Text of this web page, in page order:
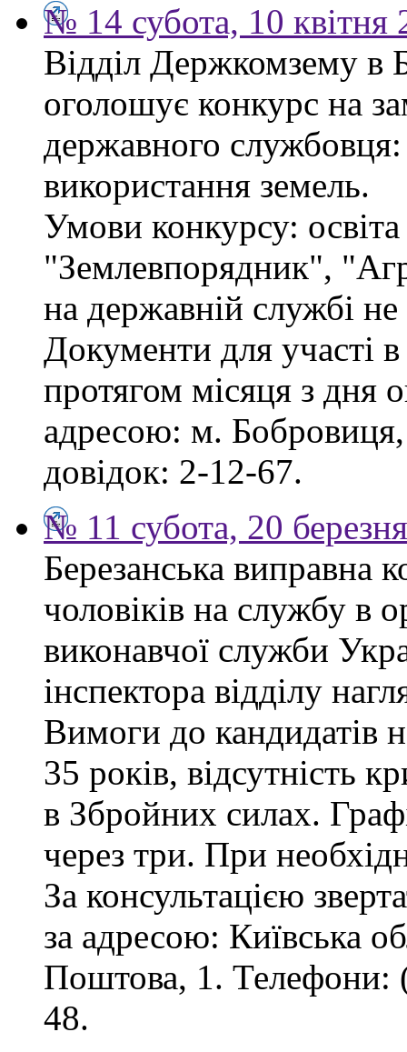
№ 14 субота, 10 квітня
Відділ Держкомзему в
оголошує конкурс на
державного службовця:
використання земель.
Умови конкурсу:
"Землевпорядник",
на державній службі
Документи для участі
протягом місяця з дня
адресою: м.
довідок: 2-12-67.
№ 11 субота, 20
Березанська виправна
чоловіків на службу в
виконавчої служби
інспектора відділу
Вимоги до кандидатів
35 років, відсутність
в Збройних силах.
через три. При
За консультацією
за адресою: Київська
Поштова, 1. Телефони:
48.